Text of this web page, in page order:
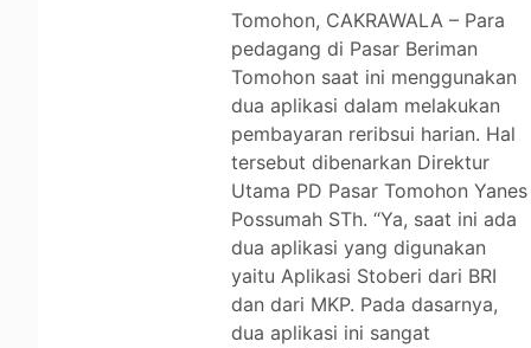
Tomohon, CAKRAWALA – Para
pedagang di Pasar Beriman
Tomohon saat ini menggunakan
dua aplikasi dalam melakukan
pembayaran reribsui harian. Hal
tersebut dibenarkan Direktur
Utama PD Pasar Tomohon Yanes
Possumah STh. “Ya, saat ini ada
dua aplikasi yang digunakan
yaitu Aplikasi Stoberi dari BRI
dan dari MKP. Pada dasarnya,
dua aplikasi ini sangat